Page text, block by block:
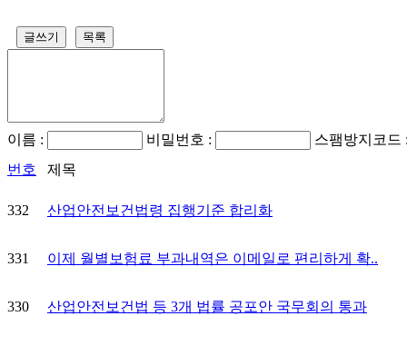
글쓰기 목록
이름 : 비밀번호 :
스팸방지코드
번호
제목
332 산업안전보건법령 집행기준 합리화
331 이제 월별보험료 부과내역은 이메일로 편리하게 확..
330 산업안전보건법 등 3개 법률 공포안 국무회의 통과